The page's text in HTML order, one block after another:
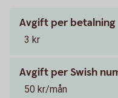
Avgift per betalning
3 kr
Avgift per Swish
50 kr/mån